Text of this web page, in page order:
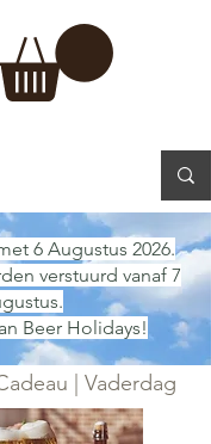
6 Augustus 2026.
verstuurd vanaf 7
Beer Holidays!
| Vaderdag